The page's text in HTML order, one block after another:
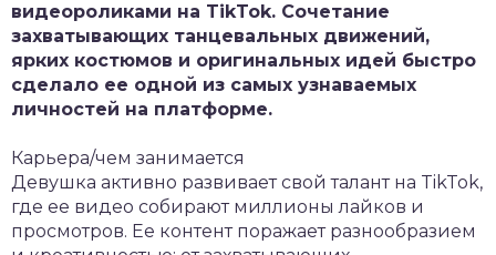
видеороликами на TikTok. Сочетание
захватывающих танцевальных движений,
ярких костюмов и оригинальных идей быстро
сделало ее одной из самых узнаваемых
личностей на платформе.
Карьера/чем занимается
Девушка активно развивает свой талант на TikTok,
где ее видео собирают миллионы лайков и
просмотров. Ее контент поражает разнообразием